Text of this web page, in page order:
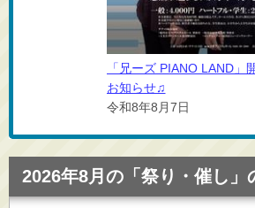
「兄ーズ PIANO LAND」
お知らせ♫
令和8年8月7日
2026年8月の「祭り・催し」